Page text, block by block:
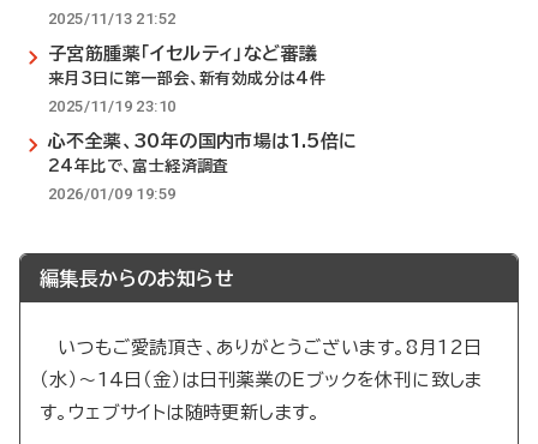
2025/11/13 21:52
子宮筋腫薬「イセルティ」など審議
来月3日に第一部会、新有効成分は4件
2025/11/19 23:10
心不全薬、30年の国内市場は1.5倍に
24年比で、富士経済調査
2026/01/09 19:59
編集長からのお知らせ
いつもご愛読頂き、ありがとうございます。8月12日
（水）～14日（金）は日刊薬業のEブックを休刊に致しま
す。ウェブサイトは随時更新します。